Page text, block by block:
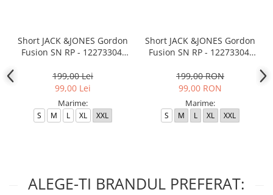
Short JACK &JONES Gordon
Fusion SN RP - 12273304-
199,00 Lei
99,00 Lei
Marime:
S M L XL XXL
Short JACK &JONES Gordon
Fusion SN RP - 12273304-
199,00 RON
99,00 RON
Marime:
S M L XL XXL
ALEGE-TI BRANDUL PREFERAT: